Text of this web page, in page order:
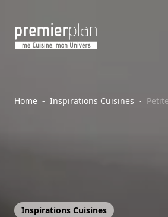
Home - Inspirations Cuisines -
Inspirations Cuisines